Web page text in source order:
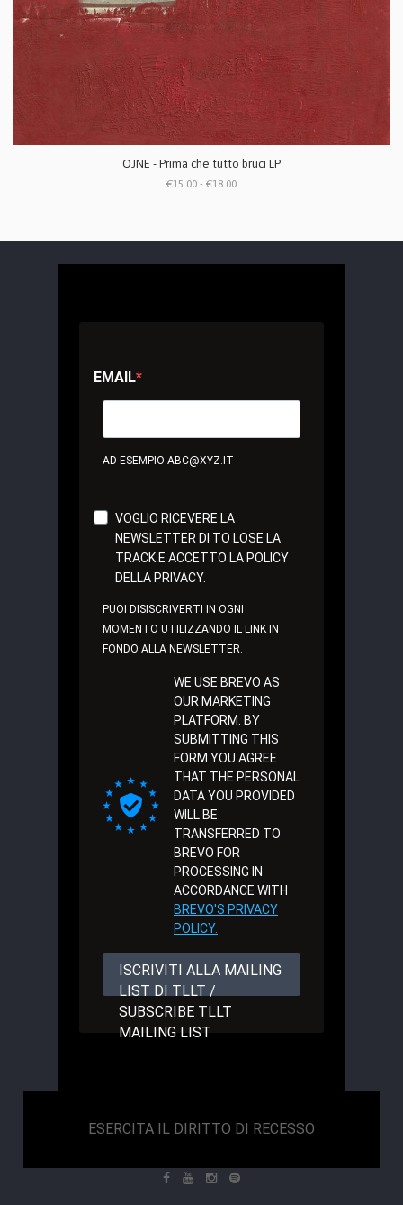
OJNE - Prima che tutto bruci LP
€15.00 - €18.00
EMAIL
AD ESEMPIO ABC@XYZ.IT
VOGLIO RICEVERE LA
NEWSLETTER DI TO LOSE LA
TRACK E ACCETTO LA POLICY
DELLA PRIVACY.
PUOI DISISCRIVERTI IN OGNI
MOMENTO UTILIZZANDO IL LINK IN
FONDO ALLA NEWSLETTER.
WE USE BREVO AS
OUR MARKETING
PLATFORM. BY
SUBMITTING THIS
FORM YOU AGREE
THAT THE PERSONAL
DATA YOU PROVIDED
WILL BE
TRANSFERRED TO
BREVO FOR
PROCESSING IN
ACCORDANCE WITH
BREVO'S PRIVACY
POLICY.
ISCRIVITI ALLA MAILING
LIST DI TLLT /
SUBSCRIBE TLLT
MAILING LIST
ESERCITA IL DIRITTO DI RECESSO